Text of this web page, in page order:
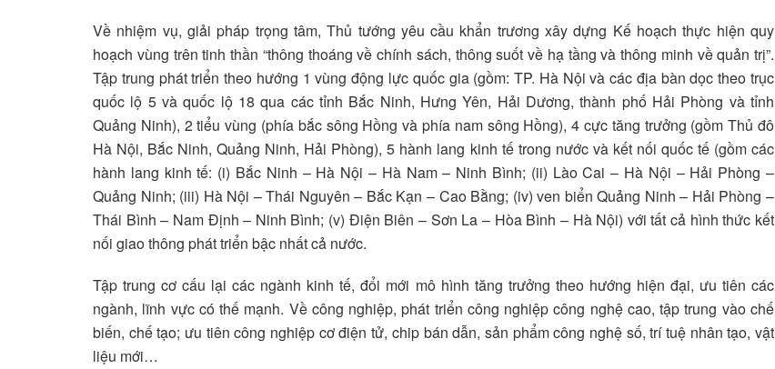
Về nhiệm vụ, giải pháp trọng tâm, Thủ tướng yêu cầu khẩn trương xây dựng Kế hoạch thực hiện quy
hoạch vùng trên tinh thần “thông thoáng về chính sách, thông suốt về hạ tầng và thông minh về quản trị”.
Tập trung phát triển theo hướng 1 vùng động lực quốc gia (gồm: TP. Hà Nội và các địa bàn dọc theo trục
quốc lộ 5 và quốc lộ 18 qua các tỉnh Bắc Ninh, Hưng Yên, Hải Dương, thành phố Hải Phòng và tỉnh
Quảng Ninh), 2 tiểu vùng (phía bắc sông Hồng và phía nam sông Hồng), 4 cực tăng trưởng (gồm Thủ đô
Hà Nội, Bắc Ninh, Quảng Ninh, Hải Phòng), 5 hành lang kinh tế trong nước và kết nối quốc tế (gồm các
hành lang kinh tế: (i) Bắc Ninh – Hà Nội – Hà Nam – Ninh Bình; (ii) Lào Cai – Hà Nội – Hải Phòng –
Quảng Ninh; (iii) Hà Nội – Thái Nguyên – Bắc Kạn – Cao Bằng; (iv) ven biển Quảng Ninh – Hải Phòng –
Thái Bình – Nam Định – Ninh Bình; (v) Điện Biên – Sơn La – Hòa Bình – Hà Nội) với tất cả hình thức kết
nối giao thông phát triển bậc nhất cả nước.
Tập trung cơ cấu lại các ngành kinh tế, đổi mới mô hình tăng trưởng theo hướng hiện đại, ưu tiên các
ngành, lĩnh vực có thế mạnh. Về công nghiệp, phát triển công nghiệp công nghệ cao, tập trung vào chế
biến, chế tạo; ưu tiên công nghiệp cơ điện tử, chip bán dẫn, sản phẩm công nghệ số, trí tuệ nhân tạo, vật
liệu mới…